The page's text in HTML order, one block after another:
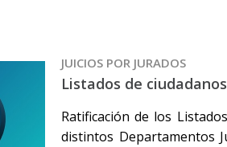
JUICIOS POR JURADOS
Listados de
Ratificación de los
distintos Departamentos